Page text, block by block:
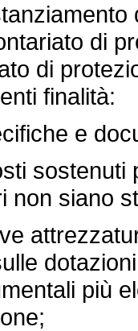
di
di
finalità:
e
sostenuti
non siano
più